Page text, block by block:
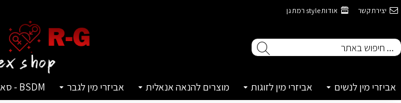
יצירת קשר אודות style רמת גן
אביזרי מין לנשים אביזרי מין לזוגות מוצרים להנאה אנאלית אביזרי מין לגבר BSDM - סאדו